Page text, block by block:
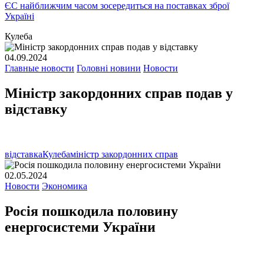
ЄС найближчим часом зосередиться на поставках зброї
Україні
Кулеба
04.09.2024
Главные новости Головні новини Новости
Міністр закордонних справ подав у
відставку
відставкаКулебаміністр закордонних справ
02.05.2024
Новости Экономика
Росія пошкодила половину
енергосистеми України